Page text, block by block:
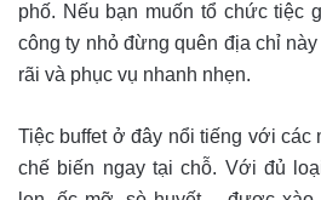
phố. Nếu bạn muốn tổ chức tiệc
công ty nhỏ đừng quên địa chỉ
rãi và phục vụ nhanh nhẹn.
Tiệc buffet ở đây nổi tiếng với các
chế biến ngay tại chỗ. Với đủ